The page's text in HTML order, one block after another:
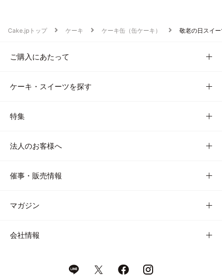
Cake.jpトップ ケーキ ケーキ缶（缶ケーキ） 敬老の日スイ
ご購入にあたって
ケーキ・スイーツを探す
特集
法人のお客様へ
催事・販売情報
マガジン
会社情報